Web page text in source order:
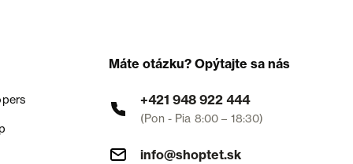
Máte otázku? Opýtajte sa nás
+421 948 922 444
(Pon - Pia 8:00 – 18:30)
info@shoptet.sk